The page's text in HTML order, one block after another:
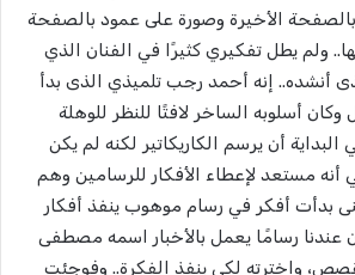
الأخيرة وصورة على عمود بالصفحة
ولم يطل تفكيري كثيرًا في الفنان الذي
أنشده.. إنه أحمد رجب تلميذي الذى بدأ
أسلوبه الساخر لافتًا للنظر للوهلة
أن يرسم الكاريكاتير لكنه لم يكن
أنه مستعد لإعطاء الأفكار للرسامين وهم
بدأت أفكر في رسام موهوب ينفذ أفكار
رسامًا يعمل بالأخبار اسمه مصطفى
واخترته لكي ينفذ الفكرة.. وفوجئت